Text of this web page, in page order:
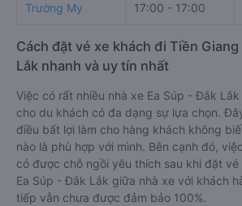
Trường My 17:00 - 17:00
Cách đặt vé xe khách đi Tiền
Lắk nhanh và uy tín nhất
Việc có rất nhiều nhà xe Ea Súp - Đắk
cho du khách có đa dạng sự lựa chọn.
điều bất lợi làm cho hàng khách không
nào là phù hợp với mình. Bên cạnh đó,
có được chỗ ngồi yêu thích sau khi đặt
Ea Súp - Đắk Lắk giữa nhà xe với khách
tiếp vẫn chưa được đảm bảo 100%.